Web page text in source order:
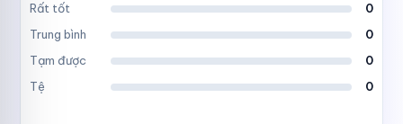
Rất tốt
0
Trung bình
0
Tạm được
0
Tệ
0